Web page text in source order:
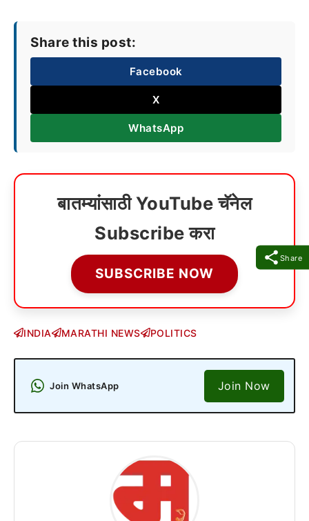
Share
Share this post:
Facebook
X
WhatsApp
बातम्यांसाठी YouTube चॅनेल
Subscribe करा
SUBSCRIBE NOW
INDIA MARATHI NEWS POLITICS
Join WhatsApp Join Now